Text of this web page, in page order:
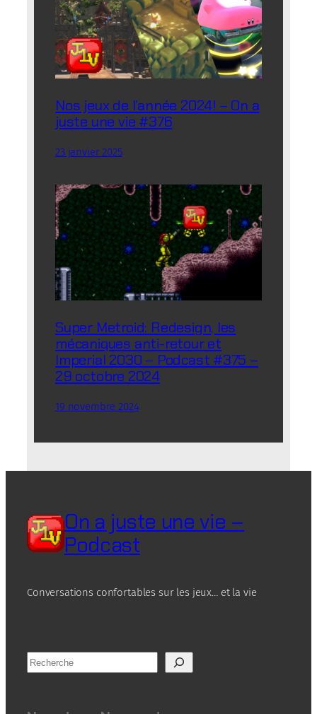
Nos jeux de l’année 2024! – On a
juste une vie #376
23 janvier 2025
Super Metroid: Redesign, les
mécaniques anti-retour et
Imperial 2030 – Podcast #375 –
29 octobre 2024
19 novembre 2024
On a juste une vie –
Podcast
Conversations confortables sur les jeux… et la vie
R
e